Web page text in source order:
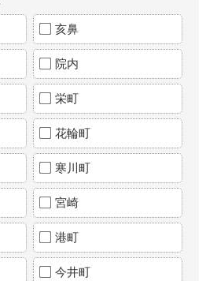
亥鼻
院内
栄町
花輪町
寒川町
宮崎
港町
今井町